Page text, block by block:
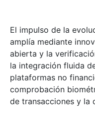
El impulso de la
amplía mediante
abierta y la
la integración fluida
plataformas no
comprobación
de transacciones y la